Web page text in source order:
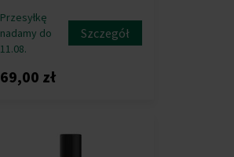
Przesyłkę
nadamy do
11.08.
Szczegół
69,00 zł